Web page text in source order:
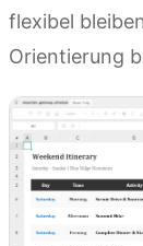
flexibel
Orientierung